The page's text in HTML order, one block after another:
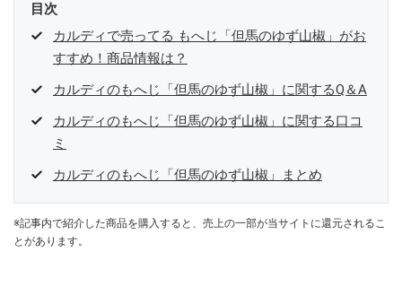
目次
カルディで売ってる もへじ「但馬のゆず山椒」がお
すすめ！商品情報は？
カルディのもへじ「但馬のゆず山椒」に関するQ＆A
カルディのもへじ「但馬のゆず山椒」に関する口コ
ミ
カルディのもへじ「但馬のゆず山椒」まとめ
※記事内で紹介した商品を購入すると、売上の一部が当サイトに還元されるこ
とがあります。